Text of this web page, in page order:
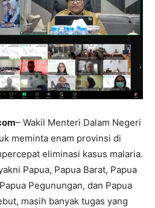
– Wakil Menteri Dalam Negeri
meminta enam provinsi di
eliminasi kasus malaria.
Papua, Papua Barat, Papua
Pegunungan, dan Papua
masih banyak tugas yang